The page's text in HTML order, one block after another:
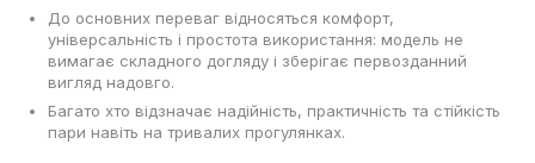
До основних переваг відносяться комфорт,
універсальність і простота використання: модель не
вимагає складного догляду і зберігає первозданний
вигляд надовго.
Багато хто відзначає надійність, практичність та стійкість
пари навіть на тривалих прогулянках.